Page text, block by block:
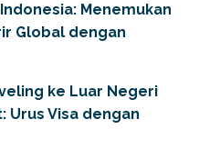
Menemukan
Global dengan
ke Luar Negeri
Urus Visa dengan